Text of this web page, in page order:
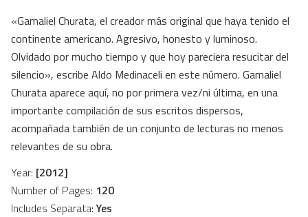
«Gamaliel Churata, el creador más original que haya tenido el
continente americano. Agresivo, honesto y luminoso.
Olvidado por mucho tiempo y que hoy pareciera resucitar del
silencio», escribe Aldo Medinaceli en este número. Gamaliel
Churata aparece aquí, no por primera vez/ni última, en una
importante compilación de sus escritos dispersos,
acompañada también de un conjunto de lecturas no menos
relevantes de su obra.
Year: [2012]
Number of Pages: 120
Includes Separata:Yes